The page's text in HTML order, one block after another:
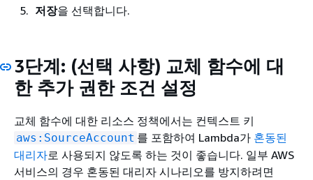
저장을 선택합니다.
3단계: (선택 사항) 교체 함수에 대
한 추가 권한 조건 설정
교체 함수에 대한 리소스 정책에서는 컨텍스트 키
aws:SourceAccount 를 포함하여 Lambda가 혼동된
대리자로 사용되지 않도록 하는 것이 좋습니다. 일부 AWS
서비스의 경우 혼동된 대리자 시나리오를 방지하려면